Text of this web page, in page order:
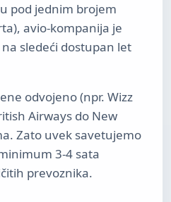
pod jednim brojem
avio-kompanija je
sledeći dostupan let
odvojeno (npr. Wizz
Airways do New
Zato uvek savetujemo
3-4 sata
prevoznika.